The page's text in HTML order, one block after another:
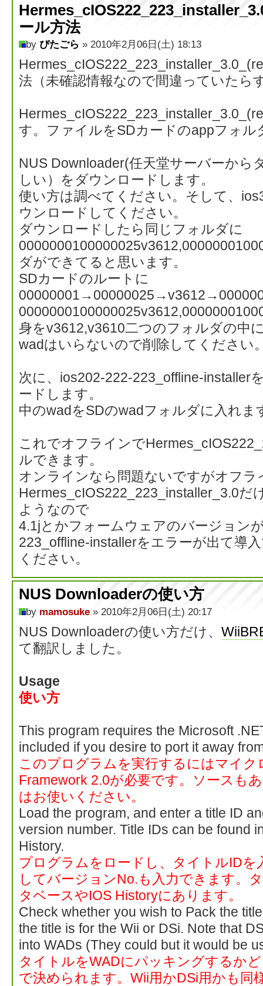
ール方法
by ぴたごら » 2010年2月06日(土) 18:13
法（未確認情報なので間違っていたら
す。ファイルをSDカードのappフォル
NUS Downloader(任天堂サーバーから
しい）をダウンロードします。
使い方は調べてください。そして、
ウンロードしてください。
ダウンロードしたら同じフォルダに
ダができてると思います。
SDカードのルートに
身をv3612,v3610二つのフォルダの中
wadはいらないので削除してください
次に、ios202-222-223_offline-installer
ードします。
中のwadをSDのwadフォルダに入れま
これでオフラインで
ルできます。
オンラインなら問題ないですがオフラ
Hermes_cIOS222_223_installer_3.0だ
ようなので
4.1jとかフォームウェアのバージョン
223_offline-installerをエラーが出て導
ください。
NUS Downloaderの使い方
by mamosuke » 2010年2月06日(土) 20:17
NUS Downloaderの使い方だけ、
て翻訳しました。
Usage
使い方
This program requires the Microsoft
included if you desire to port it away
このプログラムを実行するにはマイク
Framework 2.0が必要です。ソースも
はお使いください。
Load the program, and enter a title ID
version number. Title IDs can be found
History.
プログラムをロードし、タイトルID
してバージョンNo.も入力できます。
タベースやIOS Historyにあります。
Check whether you wish to Pack the
the title is for the Wii or DSi. Note that
into WADs (They could but it would be
タイトルをWADにパッキングするか
で決められます。Wii用かDSi用かも同